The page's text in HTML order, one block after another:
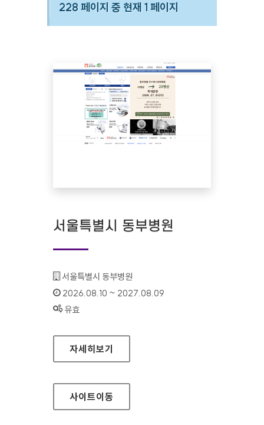
228 페이지 중 현재 1 페이지
서울특별시 동부병원
기관명 :
서울특별시 동부병원
인증기간 :
2026.08.10 ~ 2027.08.09
상태 :
유효
서울특별시 동부병원
자세히보기
사이트이동